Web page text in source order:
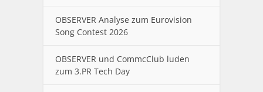
OBSERVER Analyse zum Eurovision
Song Contest 2026
OBSERVER und CommcClub luden
zum 3.PR Tech Day